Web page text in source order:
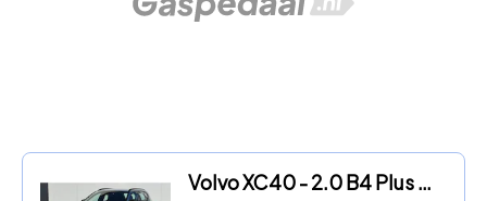
Volvo XC40 - 2.0 B4 Plus Dark|blis|el.bed.st|sto/stu.verw|Pas V/A|trekh.